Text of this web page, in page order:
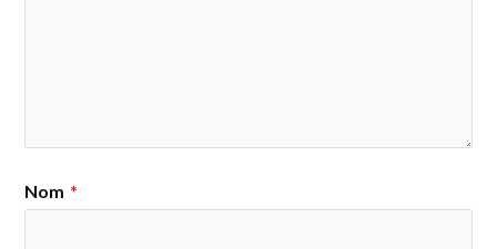
Nom *